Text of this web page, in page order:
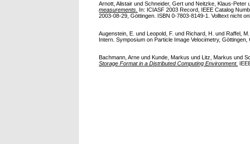
Arnott, Alistair undSchneider, Gert undNeitzke, Klaus-Peter
measurements. In: ICIASF 2003 Record, IEEE Catalog
2003-08-29, Göttingen. ISBN 0-7803-8149-1. Volltext nicht
Augenstein, E. undLeopold, F. undRichard, H. undRaffel, M.
Intern. Symposium on Particle Image Velocimetry,
Bachmann, Arne undKunde, Markus undLitz, Markus und
Storage Format in a Distributed Computing Environment.